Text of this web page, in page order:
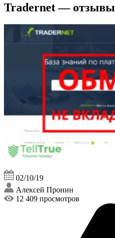
Tradernet — отзывы
02/10/19
Алексей Пронин
12 409 просмотров